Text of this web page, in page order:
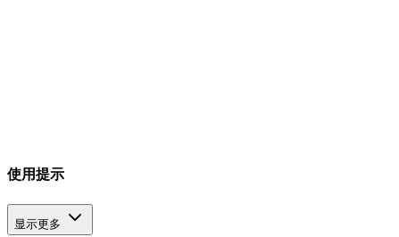
使用提示
显示更多